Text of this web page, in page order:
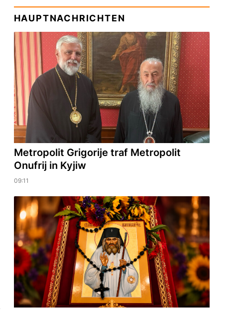
HAUPTNACHRICHTEN
Metropolit Grigorije traf Metropolit
Onufrij in Kyjiw
09:11